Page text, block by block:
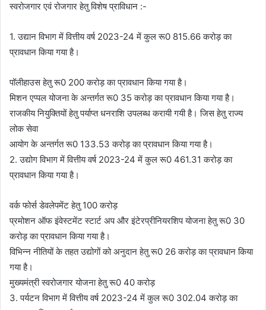
स्वरोजगार एवं रोजगार हेतु विशेष प्राविधान :-
1. उद्यान विभाग में वित्तीय वर्ष 2023-24 में कुल रू0 815.66 करोड़ का
प्रावधान किया गया है।
पॉलीहाउस हेतु रू0 200 करोड़ का प्रावधान किया गया है।
मिशन एप्पल योजना के अन्तर्गत रू0 35 करोड़ का प्रावधान किया गया है।
राजकीय नियुक्तियों हेतु पर्याप्त धनराशि उपलब्ध करायी गयी है। जिस हेतु राज्य
लोक सेवा
आयोग के अन्तर्गत रू0 133.53 करोड़ का प्रावधान किया गया है।
2. उद्योग विभाग में वित्तीय वर्ष 2023-24 में कुल रू0 461.31 करोड़ का
प्रावधान किया गया है।
वर्क फोर्स डेवलेपमेंट हेतु 100 करोड़
प्रमोशन ऑफ इंवेस्टमेंट स्टार्ट अप और इंटेरप्रीनियरशिप योजना हेतु रू0 30
करोड़ का प्रावधान किया गया है।
विभिन्न नीतियों के तहत उद्योगों को अनुदान हेतु रू0 26 करोड़ का प्रावधान किया
गया है।
मुख्यमंत्री स्वरोजगार योजना हेतु रू0 40 करोड़
3. पर्यटन विभाग में वित्तीय वर्ष 2023-24 में कुल रू0 302.04 करोड़ का